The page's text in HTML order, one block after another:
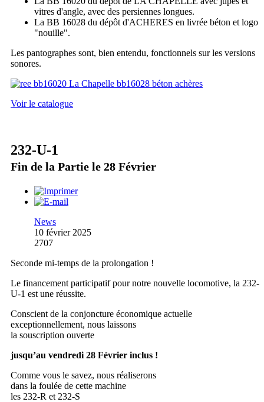
vitres d'angle, avec des persiennes longues.
La BB 16028 du dépôt d'ACHERES en livrée béton et logo
"nouille".
Les pantographes sont, bien entendu, fonctionnels sur les versions
sonores.
Voir le catalogue
232-U-1
Fin de la Partie le 28 Février
News
10 février 2025
2707
Seconde mi-temps de la prolongation !
Le financement participatif pour notre nouvelle locomotive, la 232-
U-1 est une réussite.
Conscient de la conjoncture économique actuelle
exceptionnellement, nous laissons
la souscription ouverte
jusqu’au vendredi 28 Février inclus !
Comme vous le savez, nous réaliserons
dans la foulée de cette machine
les 232-R et 232-S